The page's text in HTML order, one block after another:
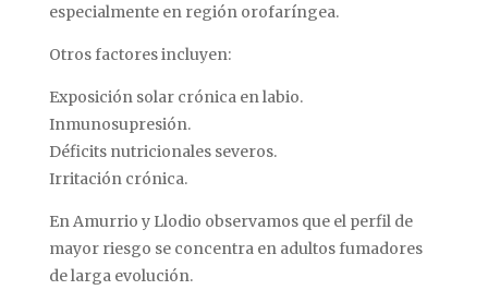
especialmente en región orofaríngea.
Otrosfactoresincluyen:
Exposición solar crónica enlabio.
Inmunosupresión.
Déficits nutricionales severos.
Irritación crónica.
EnAmurrio y Llodio observamos que el perfil de
mayor riesgo se concentra en adultosfumadores
delarga evolución.